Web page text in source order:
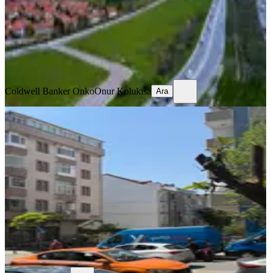
251.200.000 ₺
Coldwell Banker Onko
Coldwell Banker OnkoOnur Kolukısa Ara
Avcıların En Değerli Bölgesi Kemal
Paşadacaddeye İkinci Bina
Avcılar, Mustafa Kemalpaşa Mahallesi
252 m²
83.333/m²·18.05.2026
21.000.000 ₺
Mustafa kır
Ara